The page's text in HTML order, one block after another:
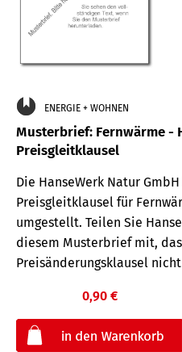
ENERGIE + WOHNEN
Musterbrief: Fernwärme -
Preisgleitklausel
Die HanseWerk Natur
Preisgleitklausel für
umgestellt. Teilen Sie
diesem Musterbrief mit,
Preisänderungsklausel
0,90 €